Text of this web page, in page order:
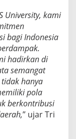
University, kami
bagi Indonesia
hadirkan di
semangat
hanya
pola
berkontribusi
” ujar Tri